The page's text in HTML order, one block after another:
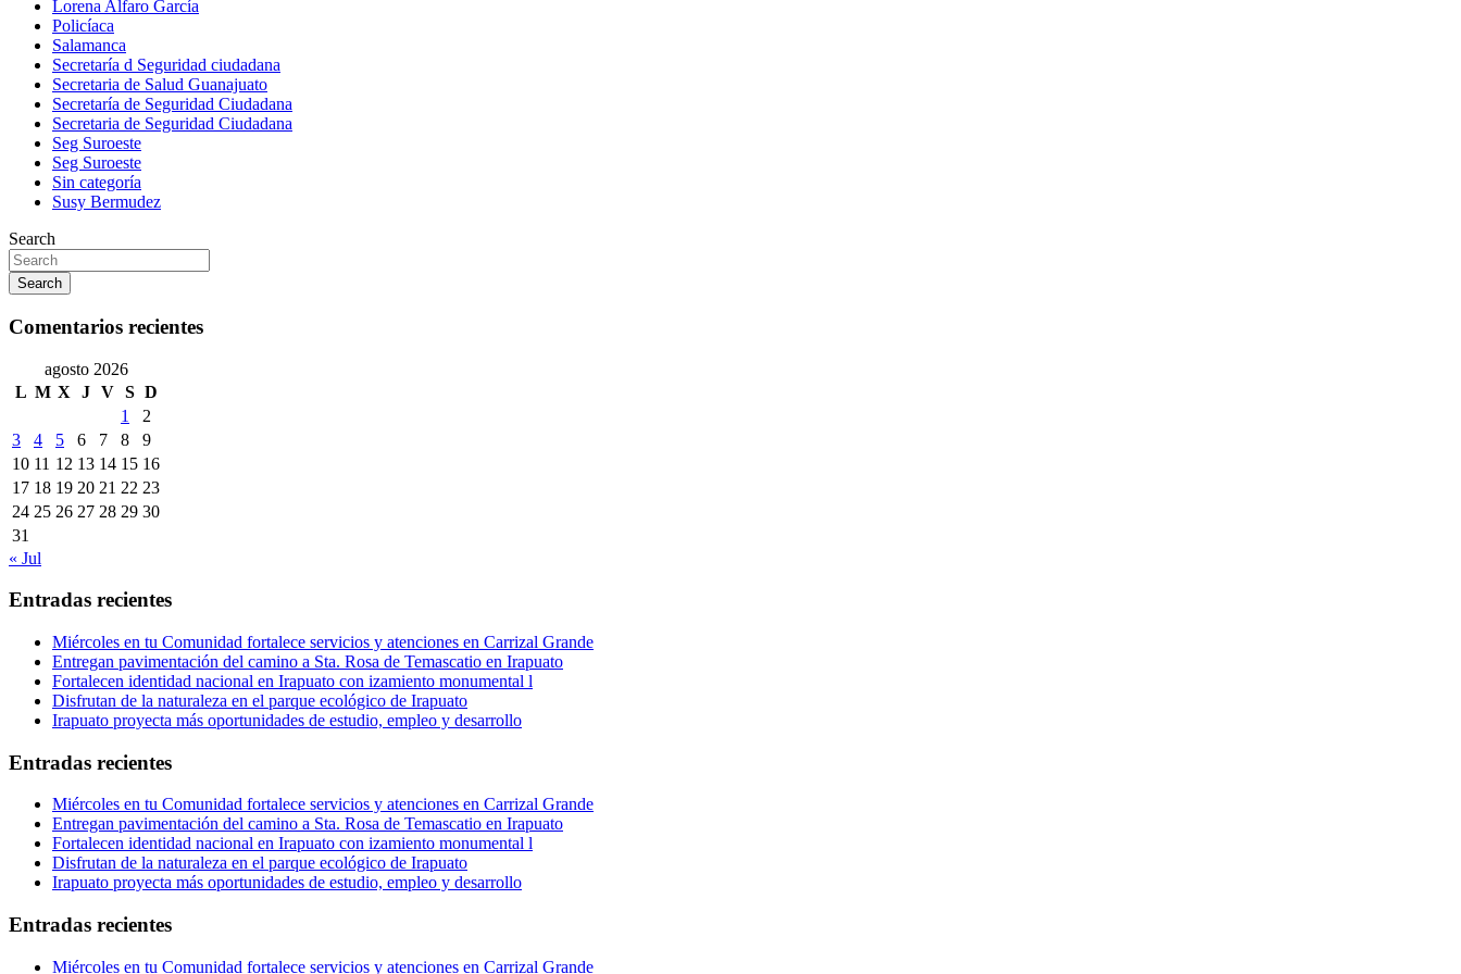
Lorena Alfaro García
Policíaca
Salamanca
Secretaría d Seguridad ciudadana
Secretaria de Salud Guanajuato
Secretaría de Seguridad Ciudadana
Secretaria de Seguridad Ciudadana
Seg Suroeste
Seg Suroeste
Sin categoría
Susy Bermudez
Search
Search
Comentarios recientes
agosto 2026
L M X J V S D
1
2
3
4 5 6 7 8
9
10 11 12 13 14 15 16
17 18 19 20 21 22 23
24 25 26 27 28 29 30
31
« Jul
Entradas recientes
Miércoles en tu Comunidad fortalece servicios y atenciones en Carrizal Grande
Entregan pavimentación del camino a Sta. Rosa de Temascatio en Irapuato
Fortalecen identidad nacional en Irapuato con izamiento monumental l
Disfrutan de la naturaleza en el parque ecológico de Irapuato
Irapuato proyecta más oportunidades de estudio, empleo y desarrollo
Entradas recientes
Miércoles en tu Comunidad fortalece servicios y atenciones en Carrizal Grande
Entregan pavimentación del camino a Sta. Rosa de Temascatio en Irapuato
Fortalecen identidad nacional en Irapuato con izamiento monumental l
Disfrutan de la naturaleza en el parque ecológico de Irapuato
Irapuato proyecta más oportunidades de estudio, empleo y desarrollo
Entradas recientes
Miércoles en tu Comunidad fortalece servicios y atenciones en Carrizal Grande